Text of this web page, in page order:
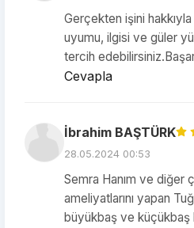
Gerçekten işini
uyumu, ilgisi ve güler
tercih
Cevapla
İbrahim BAŞTÜRK
28.05.2024 00:53
Semra Hanım ve diğer
ameliyatlarını yapan
büyükbaş ve küçükbaş